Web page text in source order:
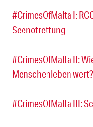
#CrimesOfMalta I:
Seenotrettung
#CrimesOfMalta II:
Menschenleben wert?
#CrimesOfMalta III: